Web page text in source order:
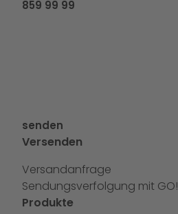
859 99 99
senden
Versenden
Versandanfrage
Sendungsverfolgung mit GO!
Produkte